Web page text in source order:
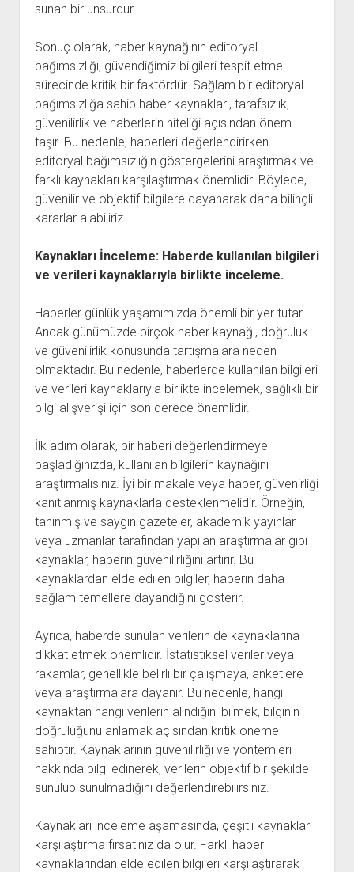
sunan bir unsurdur.
Sonuç olarak, haber kaynağının editoryal
bağımsızlığı, güvendiğimiz bilgileri tespit etme
sürecinde kritik bir faktördür. Sağlam bir editoryal
bağımsızlığa sahip haber kaynakları, tarafsızlık,
güvenilirlik ve haberlerin niteliği açısından önem
taşır. Bu nedenle, haberleri değerlendirirken
editoryal bağımsızlığın göstergelerini araştırmak ve
farklı kaynakları karşılaştırmak önemlidir. Böylece,
güvenilir ve objektif bilgilere dayanarak daha bilinçli
kararlar alabiliriz.
Kaynakları İnceleme: Haberde kullanılan bilgileri
ve verileri kaynaklarıyla birlikte inceleme.
Haberler günlük yaşamımızda önemli bir yer tutar.
Ancak günümüzde birçok haber kaynağı, doğruluk
ve güvenilirlik konusunda tartışmalara neden
olmaktadır. Bu nedenle, haberlerde kullanılan bilgileri
ve verileri kaynaklarıyla birlikte incelemek, sağlıklı bir
bilgi alışverişi için son derece önemlidir.
İlk adım olarak, bir haberi değerlendirmeye
başladığınızda, kullanılan bilgilerin kaynağını
araştırmalısınız. İyi bir makale veya haber, güvenirliği
kanıtlanmış kaynaklarla desteklenmelidir. Örneğin,
tanınmış ve saygın gazeteler, akademik yayınlar
veya uzmanlar tarafından yapılan araştırmalar gibi
kaynaklar, haberin güvenilirliğini artırır. Bu
kaynaklardan elde edilen bilgiler, haberin daha
sağlam temellere dayandığını gösterir.
Ayrıca, haberde sunulan verilerin de kaynaklarına
dikkat etmek önemlidir. İstatistiksel veriler veya
rakamlar, genellikle belirli bir çalışmaya, anketlere
veya araştırmalara dayanır. Bu nedenle, hangi
kaynaktan hangi verilerin alındığını bilmek, bilginin
doğruluğunu anlamak açısından kritik öneme
sahiptir. Kaynaklarının güvenilirliği ve yöntemleri
hakkında bilgi edinerek, verilerin objektif bir şekilde
sunulup sunulmadığını değerlendirebilirsiniz.
Kaynakları inceleme aşamasında, çeşitli kaynakları
karşılaştırma fırsatınız da olur. Farklı haber
kaynaklarından elde edilen bilgileri karşılaştırarak